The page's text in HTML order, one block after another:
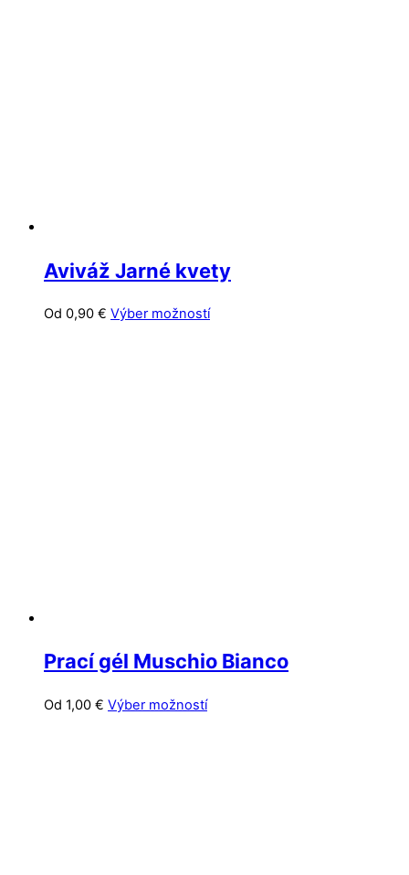
Aviváž Jarné kvety
Od 0,90 € Výber možnostíTento
Prací gél Muschio Bianco
Od 1,00 € Výber možnostíTento